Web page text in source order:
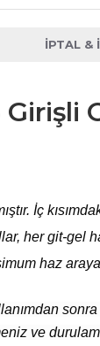
İPTAL &
İç
her git-gel
haz
ve